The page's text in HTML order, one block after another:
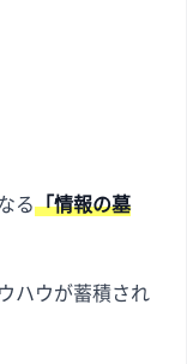
る「情報の墓
ハウが蓄積され